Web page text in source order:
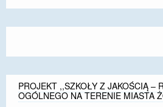
EGZAMIN ÓSMOKLASISTY
size.size.
PROJEKT ,,SZKOŁY Z JAKOŚCIĄ –
OGÓLNEGO NA TERENIE MIASTA